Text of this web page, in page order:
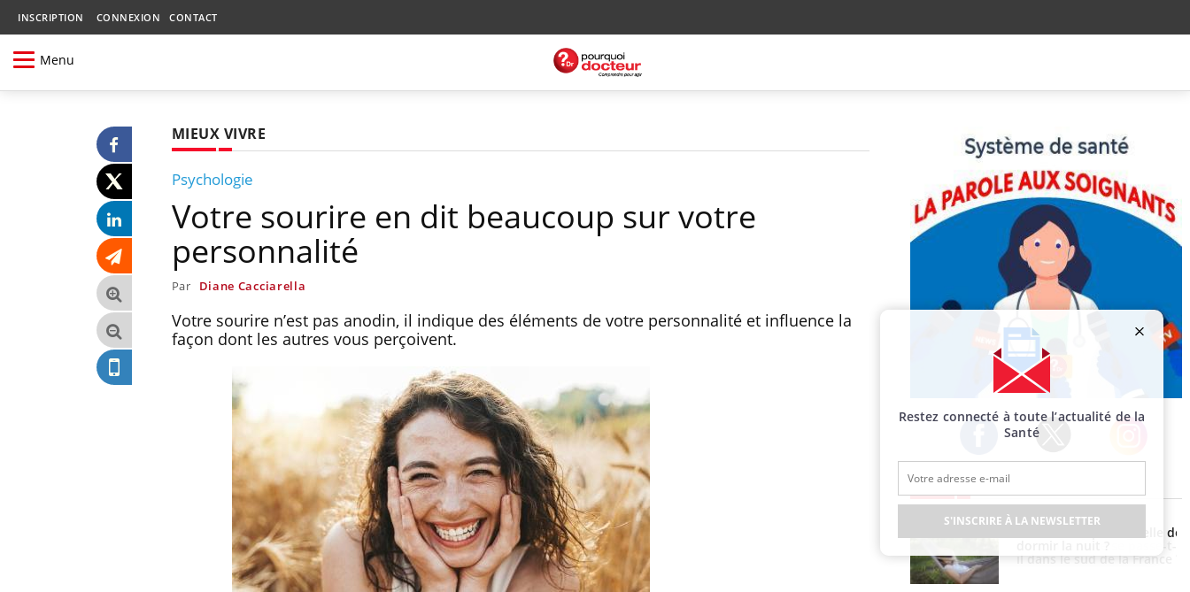
INSCRIPTION CONNEXION CONTACT
Menu
MIEUX VIVRE
Psychologie
Votre sourire en dit beaucoup sur votre
personnalité
Par Diane Cacciarella
Votre sourire n’est pas anodin, il indique des éléments de votre personnalité et influence la
façon dont les autres vous perçoivent.
Facebook Twitter Instagram
EN DIRECT
Hantavirus : un cas détecté
chez un touriste en France
Comment oublier les
écrans en vacances ?
il dans le sud de la France ?
La sieste empêche-t-elle de
Restez connecté à toute l’actualité de la
Santé
S'INSCRIRE À LA NEWSLETTER